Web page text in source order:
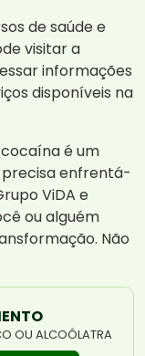
de saúde e
visitar a
informações
disponíveis na
é um
precisa enfrentá-
ViDA e
ou alguém
Não
OU ALCOÓLATRA